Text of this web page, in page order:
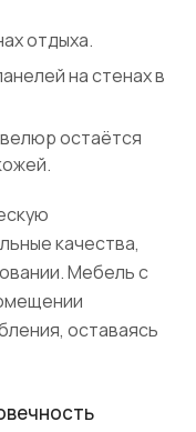
отдыха.
на стенах в
остаётся
качества,
Мебель с
оставаясь